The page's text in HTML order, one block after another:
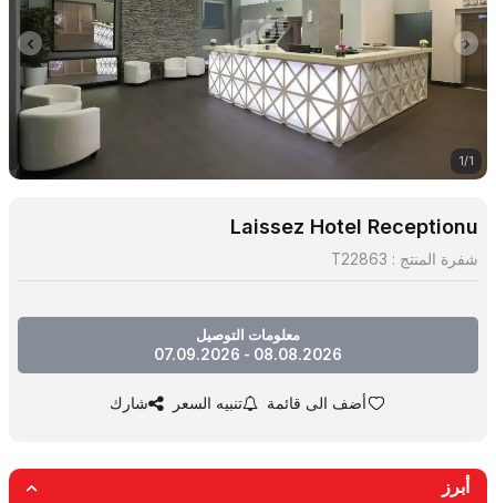
1
/
1
Laissez Hotel Receptionu
شفرة المنتج : T22863
معلومات التوصيل
08.08.2026 - 07.09.2026
أضف الى قائمة تنبيه السعر شارك
أبرز